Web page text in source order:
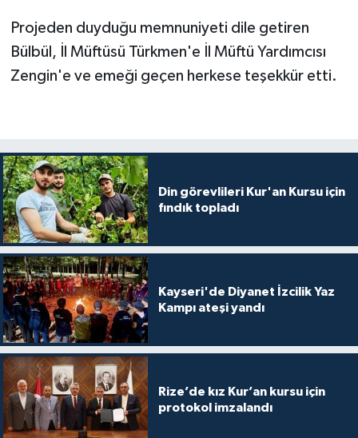
Projeden duyduğu memnuniyeti dile getiren
Bülbül, İl Müftüsü Türkmen'e İl Müftü Yardımcısı
Zengin'e ve emeği geçen herkese teşekkür etti.
Din görevlileri Kur'an Kursu için
fındık topladı
Kayseri'de Diyanet İzcilik Yaz
Kampı ateşi yandı
Rize’de kız Kur’an kursu için
protokol imzalandı
Gaziantep Müftülüğü
Hakkari Müftülüğü
Hatay Müftülüğü
Iğdır Müftülüğü
Isparta Müftülüğü
İstanbul Müftülüğü
İzmir Müftülüğü
Kahramanmaraş Müftülüğü